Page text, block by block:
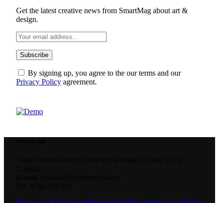
Get the latest creative news from SmartMag about art &
design.
By signing up, you agree to the our terms and our
Privacy Policy agreement.